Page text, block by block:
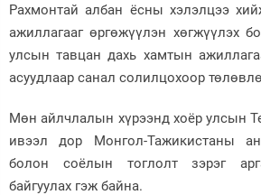
Рахмонтай албан ёсны хэлэлцээ
ажиллагааг өргөжүүлэн хөгжүүлэх
улсын тавцан дахь хамтын
асуудлаар санал солилцохоор
Мөн айлчлалын хүрээнд хоёр улсын
ивээл дор Монгол-Тажикистаны
болон соёлын тоглолт зэрэг
байгуулах гэж байна.